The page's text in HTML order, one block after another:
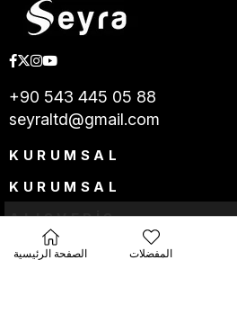
+90 543 445 05 88
seyraltd@gmail.com
KURUMSAL
KURUMSAL
ALIŞVERİŞ
الصفحة الرئيسية المفضلات